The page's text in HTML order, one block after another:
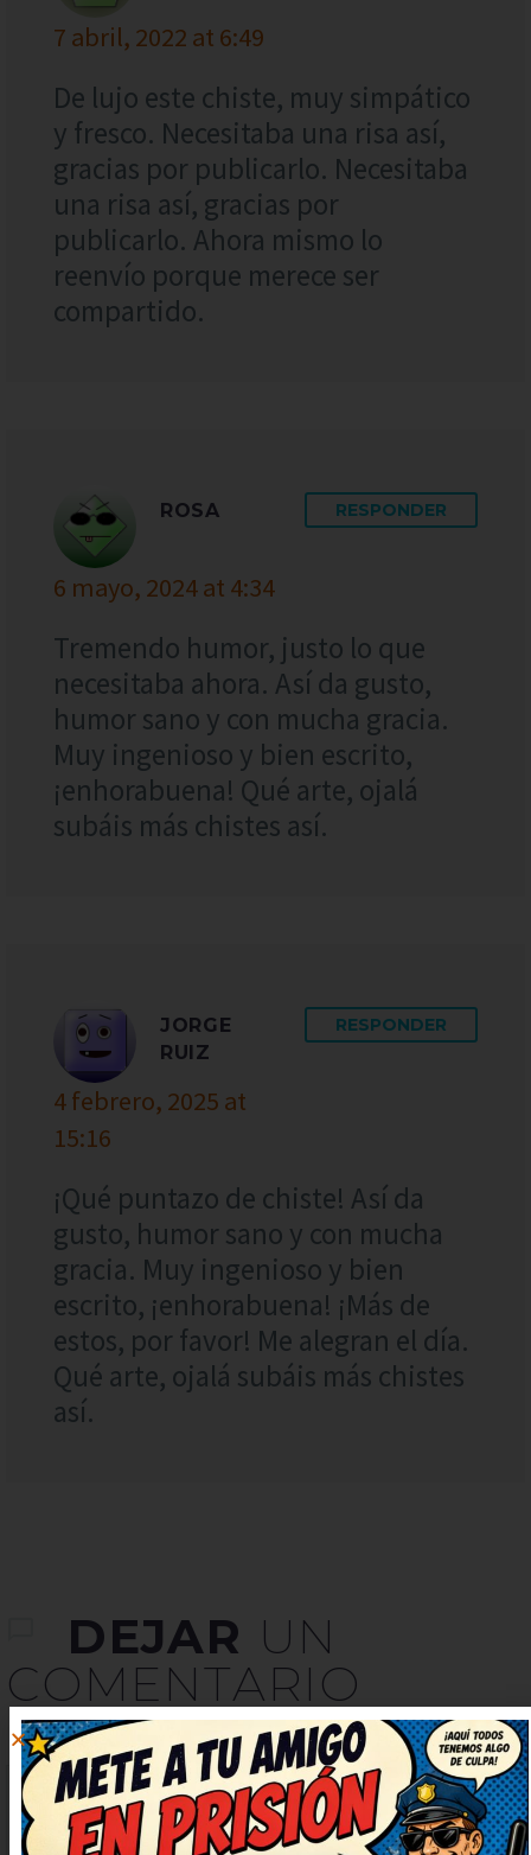
7 abril, 2022 at 6:49
De lujo este chiste, muy simpático
y fresco. Necesitaba una risa así,
gracias por publicarlo. Necesitaba
una risa así, gracias por
publicarlo. Ahora mismo lo
reenvío porque merece ser
compartido.
ROSA
6 mayo, 2024 at 4:34
RESPONDER
Tremendo humor, justo lo que
necesitaba ahora. Así da gusto,
humor sano y con mucha gracia.
Muy ingenioso y bien escrito,
¡enhorabuena! Qué arte, ojalá
subáis más chistes así.
JORGE
RUIZ
4 febrero, 2025 at
15:16
RESPONDER
¡Qué puntazo de chiste! Así da
gusto, humor sano y con mucha
gracia. Muy ingenioso y bien
escrito, ¡enhorabuena! ¡Más de
estos, por favor! Me alegran el día.
Qué arte, ojalá subáis más chistes
así.
DEJAR UN
COMENTARIO